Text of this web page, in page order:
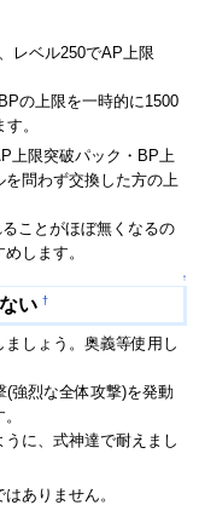
レベル250でAP上限
の上限を一時的に1500
。
上限突破パック・BP上
問わず交換した方の上
ことがほぼ無くなるの
します。
↑
い †
しょう。奥義等使用し
(強烈な全体攻撃)を発動
に、式神達で耐えまし
ありません。